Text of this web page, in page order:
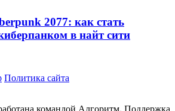
2077: как стать
в найт сити
Политика сайта